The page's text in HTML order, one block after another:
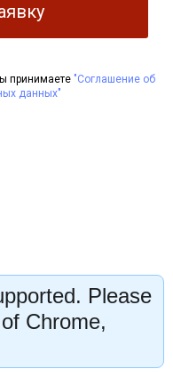
принимаете "Соглашение об
данных"
Please
Chrome,